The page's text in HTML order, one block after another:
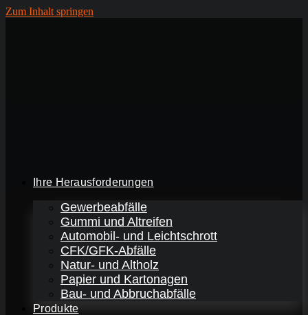
Zum Inhalt springen
Ihre Herausforderungen
Gewerbeabfälle
Gummi und Altreifen
Automobil- und Leichtschrott
CFK/GFK-Abfälle
Natur- und Altholz
Papier und Kartonagen
Bau- und Abbruchabfälle
Produkte